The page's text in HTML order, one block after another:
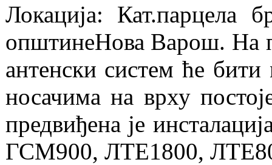
Локација:
општинеНова Варош. На
антенски систем ће
носачима на врху
предвиђена је
ГСМ900, ЛТЕ1800,